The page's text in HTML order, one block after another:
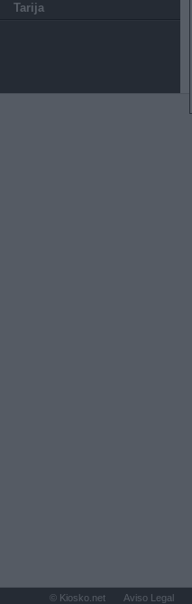
Tarija
© Kiosko.net Aviso Legal